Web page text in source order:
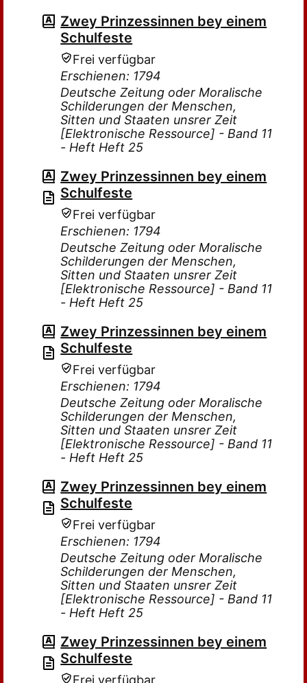
Zwey Prinzessinnen bey einem
Schulfeste
Frei verfügbar
Erschienen: 1794
Deutsche Zeitung oder Moralische
Schilderungen der Menschen,
Sitten und Staaten unsrer Zeit
[Elektronische Ressource] - Band 11
- Heft Heft 25
Zwey Prinzessinnen bey einem
Schulfeste
Frei verfügbar
Erschienen: 1794
Deutsche Zeitung oder Moralische
Schilderungen der Menschen,
Sitten und Staaten unsrer Zeit
[Elektronische Ressource] - Band 11
- Heft Heft 25
Zwey Prinzessinnen bey einem
Schulfeste
Frei verfügbar
Erschienen: 1794
Deutsche Zeitung oder Moralische
Schilderungen der Menschen,
Sitten und Staaten unsrer Zeit
[Elektronische Ressource] - Band 11
- Heft Heft 25
Zwey Prinzessinnen bey einem
Schulfeste
Frei verfügbar
Erschienen: 1794
Deutsche Zeitung oder Moralische
Schilderungen der Menschen,
Sitten und Staaten unsrer Zeit
[Elektronische Ressource] - Band 11
- Heft Heft 25
Zwey Prinzessinnen bey einem
Schulfeste
Frei verfügbar